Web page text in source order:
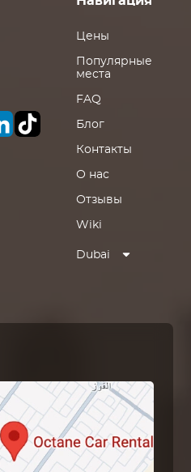
Цены
Популярные
места
FAQ
Блог
Контакты
О нас
Отзывы
Wiki
Dubai